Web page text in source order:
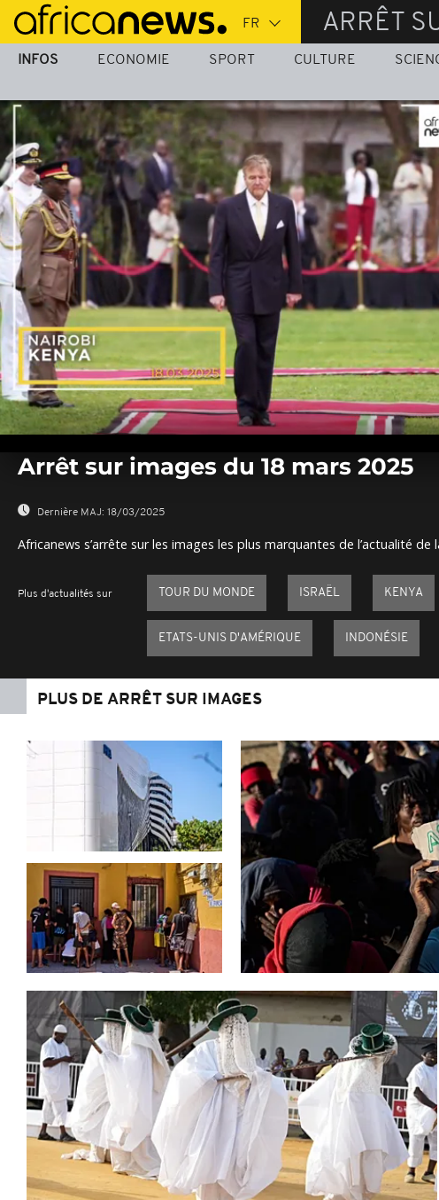
Passer
au
contenu
ARRÊT
INFOS ECONOMIE SPORT CULTURE
seconds
0%
Arrêt sur images du 18 mars 2025
Dernière MAJ: 18/03/2025
Africanews s’arrête sur les images les plus marquantes de l’actualité de
Plus d'actualités sur TOUR DU MONDE ISRAËL KENYA
ETATS-UNIS D'AMÉRIQUE INDONÉSIE
PLUS DE ARRÊT SUR IMAGES